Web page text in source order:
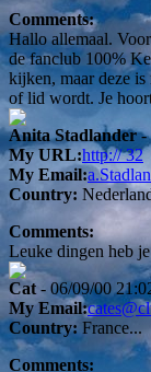
Comments:
Hallo allemaal.
de fanclub 100%
kijken, maar deze
of lid wordt. Je
Anita Stadlander-
My URL:http:// 32
My Email:
Country:
Comments:
Leuke dingen heb
Cat - 06/09/00
My Email:
Country: France...
Comments: